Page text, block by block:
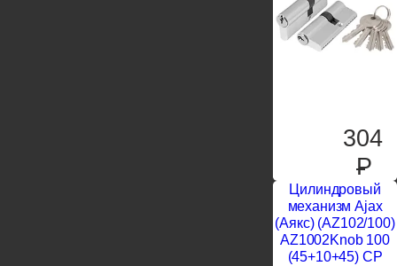
304
P
Цилиндровый
механизм Ajax
(Аякс) (AZ102/100)
AZ1002Knob 100
(45+10+45) CP